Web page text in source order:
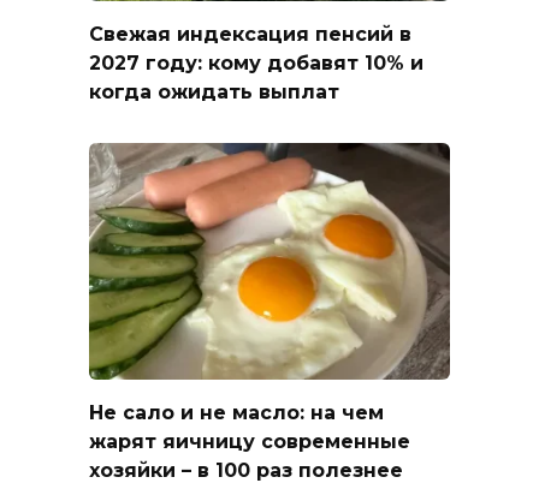
Свежая индексация пенсий в
2027 году: кому добавят 10% и
когда ожидать выплат
Не сало и не масло: на чем
жарят яичницу современные
хозяйки – в 100 раз полезнее